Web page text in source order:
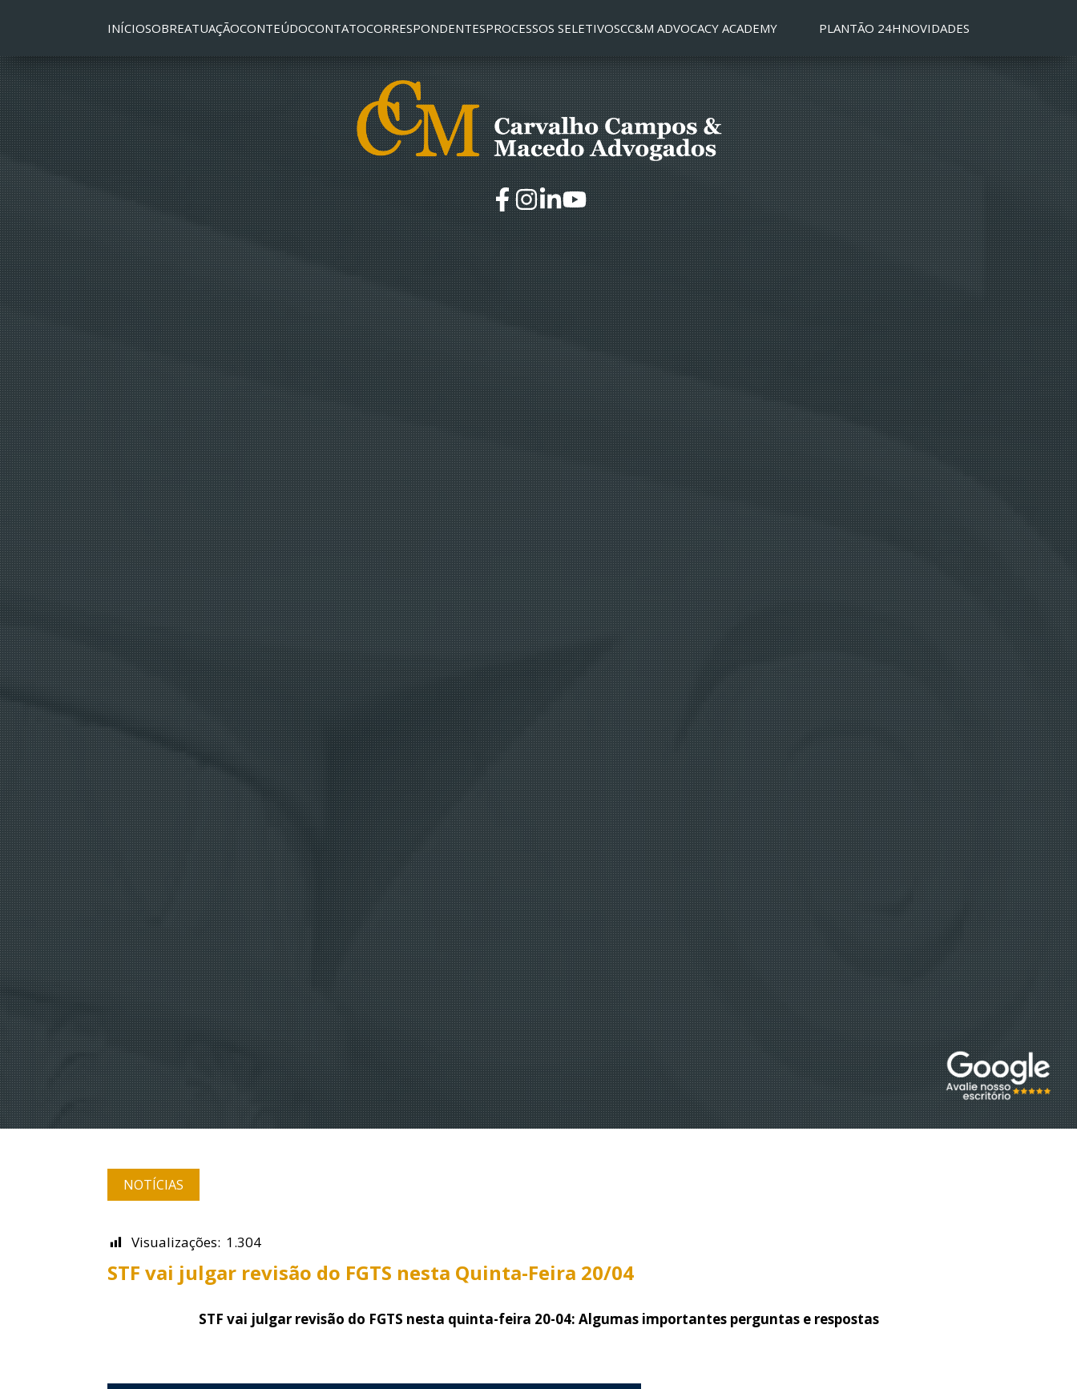
INÍCIOSOBREATUAÇÃOCONTEÚDOCONTATOCORRESPONDENTESPROCESSOS SELETIVOSCC&M ADVOCACY ACADEMY PLANTÃO 24HNOVIDADES
NOTÍCIAS
Visualizações: 1.304
STF vai julgar revisão do FGTS nesta Quinta-Feira 20/04
STF vai julgar revisão do FGTS nesta quinta-feira 20-04: Algumas importantes perguntas e respostas